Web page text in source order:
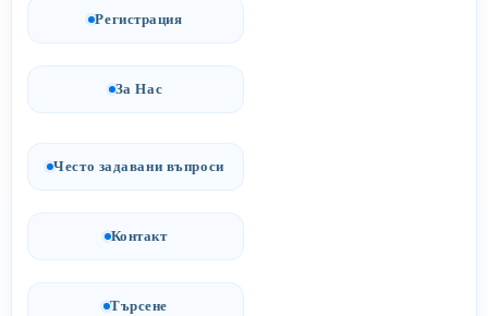
Регистрация
За Нас
Често задавани въпроси
Контакт
Търсене